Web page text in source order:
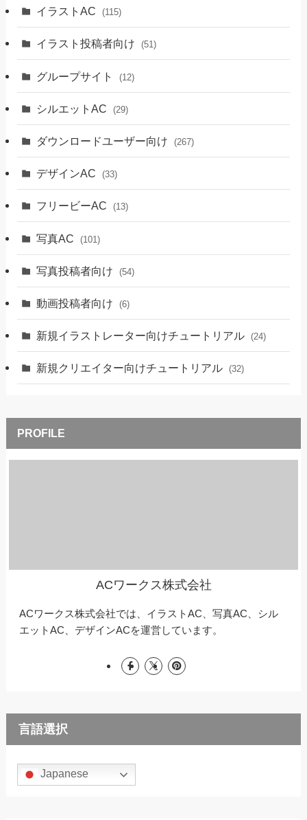
イラストAC (115)
イラスト投稿者向け (51)
グループサイト (12)
シルエットAC (29)
ダウンロードユーザー向け (267)
デザインAC (33)
フリービーAC (13)
写真AC (101)
写真投稿者向け (54)
動画投稿者向け (6)
新規イラストレーター向けチュートリアル (24)
新規クリエイター向けチュートリアル (32)
ACワークス株式会社
ACワークス株式会社では、イラストAC、写真AC、シル
エットAC、デザインACを運営しています。
言語選択
Japanese